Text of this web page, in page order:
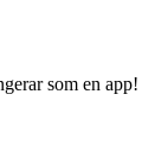
som en app!